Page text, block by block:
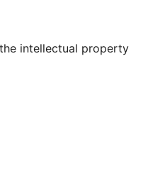
intellectual property